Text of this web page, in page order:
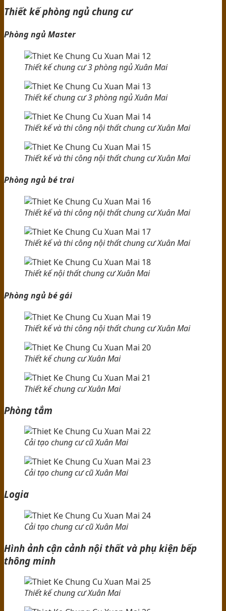
Thiết kế phòng ngủ chung cư
Phòng ngủ Master
Thiết kế chung cư 3 phòng ngủ Xuân Mai
Thiết kế chung cư 3 phòng ngủ Xuân Mai
Thiết kế và thi công nội thất chung cư Xuân Mai
Thiết kế và thi công nội thất chung cư Xuân Mai
Phòng ngủ bé trai
Thiết kế và thi công nội thất chung cư Xuân Mai
Thiết kế và thi công nội thất chung cư Xuân Mai
Thiết kế nội thất chung cư Xuân Mai
Phòng ngủ bé gái
Thiết kế và thi công nội thất chung cư Xuân Mai
Thiết kế chung cư Xuân Mai
Thiết kế chung cư Xuân Mai
Phòng tắm
Cải tạo chung cư cũ Xuân Mai
Cải tạo chung cư cũ Xuân Mai
Logia
Cải tạo chung cư cũ Xuân Mai
Hình ảnh cận cảnh nội thất và phụ kiện bếp
thông minh
Thiết kế chung cư Xuân Mai